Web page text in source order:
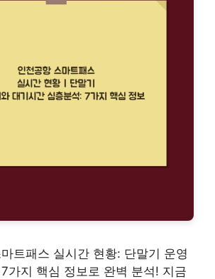
트패스 실시간 현황: 단말기 운영
가지 핵심 정보로 완벽 분석! 지금